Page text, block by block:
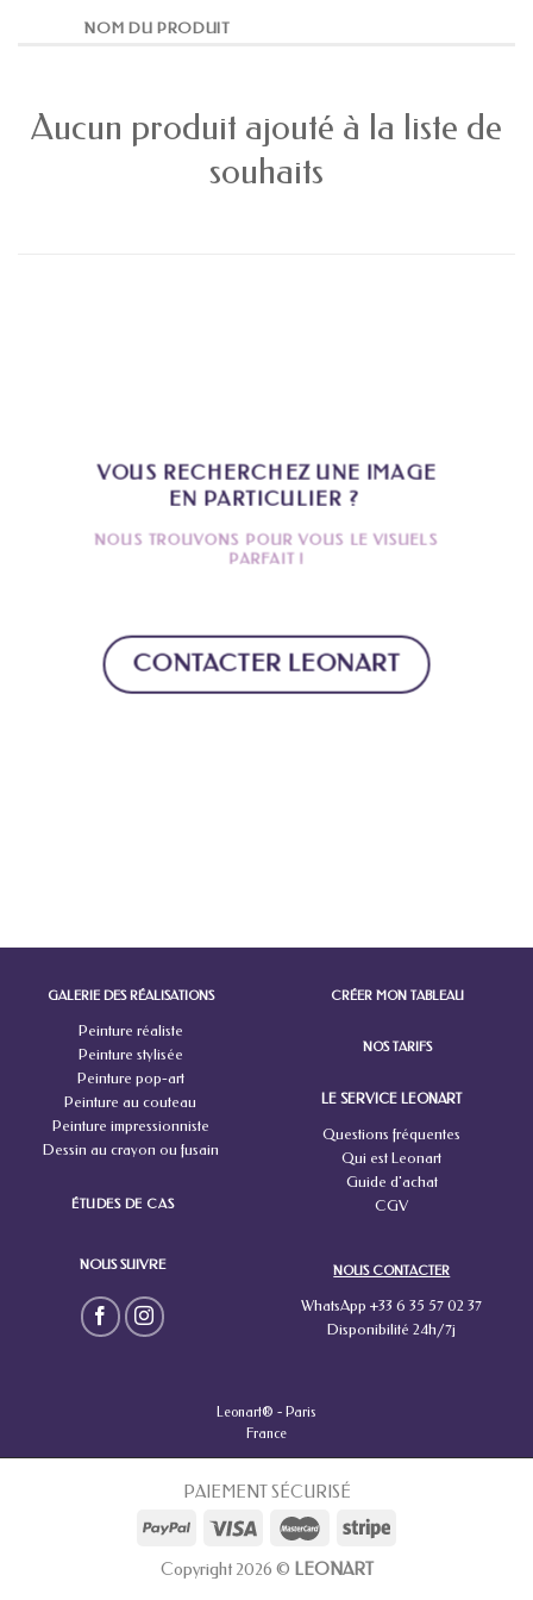
NOM DU PRODUIT
Aucun produit ajouté à la liste de
souhaits
VOUS RECHERCHEZ UNE IMAGE
EN PARTICULIER ?
NOUS TROUVONS POUR VOUS LE VISUELS
PARFAIT !
CONTACTER LEONART
GALERIE DES RÉALISATIONS
Peinture réaliste
Peinture stylisée
Peinture pop-art
Peinture au couteau
Peinture impressionniste
Dessin au crayon ou fusain
LE SERVICE LEONART
Questions fréquentes
Qui est Leonart
Guide d'achat
CGV
NOUS SUIVRE
Leonart® - Paris
France
CRÉER MON TABLEAU
NOS TARIFS
NOUS CONTACTER
WhatsApp +33 6 35 57 02 37
Disponibilité 24h/7j
ÉTUDES DE CAS
PAIEMENT SÉCURISÉ
Copyright 2026 © LEONART